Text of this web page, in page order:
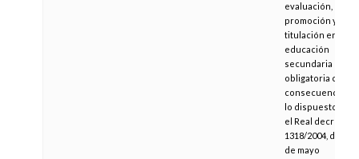
evaluación,
promoción y
titulación en la
educación
secundaria
obligatoria como
consecuencia de
lo dispuesto en
el Real decreto
1318/2004, de 28
de mayo